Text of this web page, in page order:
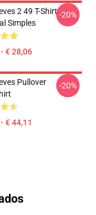
2 49 T-Shirt
Simples
€ 28,06
-20%
Pullover
€ 44,11
-20%